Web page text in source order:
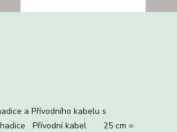
a Přívodního kabelu s
hadice Přívodní kabel 25 cm =